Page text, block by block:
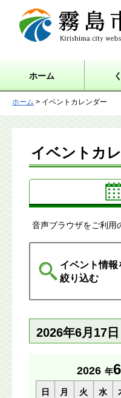
霧島市 Kirishima city
website
ホーム
ホーム > イベントカレンダー
イベントカ
音声ブラウザをご利用
イベント情報
絞り込む
2026年6月17
2026 年6
日 月 火 水